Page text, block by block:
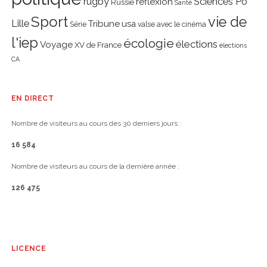
Russie Santé
LilleSport Série Tribune usa valse avec le cinéma vie de
l'iep Voyage XV de France écologie élections élections
CA
EN DIRECT
Nombre de visiteurs au cours des 30 derniers jours :
16 584
Nombre de visiteurs au cours de la dernière année :
126 475
LICENCE